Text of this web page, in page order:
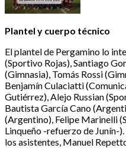
Plantel y cuerpo técnico
El plantel de Pergamino lo
(Sportivo Rojas), Santiago
(Gimnasia), Tomás Rossi
Benjamín Culaciatti
Gutiérrez), Alejo Russian
Bautista García Cano
(Argentino), Felipe Marinelli
Linqueño -refuerzo de Junín-
los asistentes, Manuel